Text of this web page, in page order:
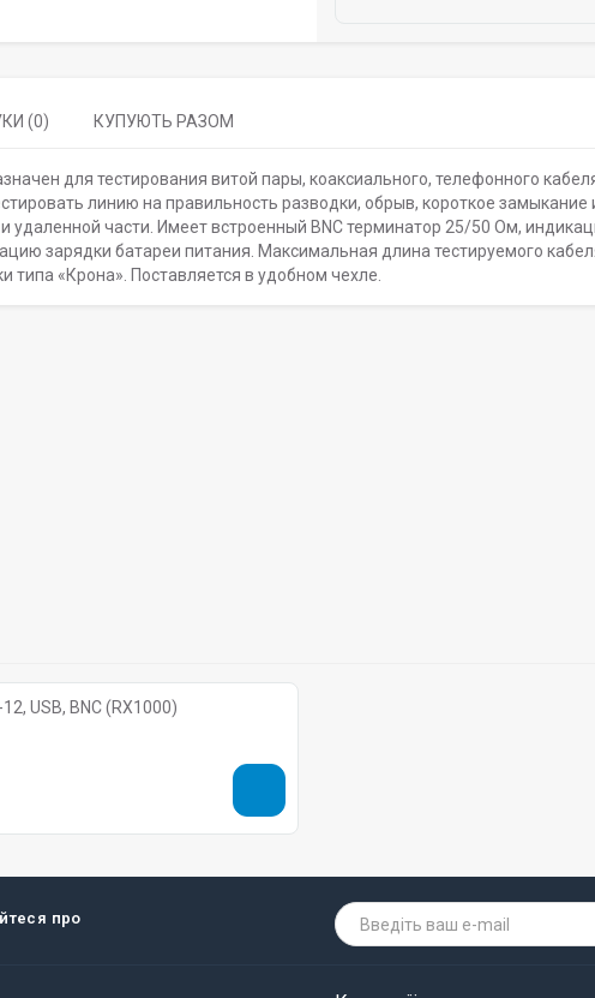
(0) КУПУЮТЬ РАЗОМ
для тестирования витой пары, коаксиального, телефонного
линию на правильность разводки, обрыв, короткое замыкание
удаленной части. Имеет встроенный BNC терминатор 25/50 Ом,
зарядки батареи питания. Максимальная длина тестируемого
типа «Крона». Поставляется в удобном чехле.
USB, BNC (RX1000)
про